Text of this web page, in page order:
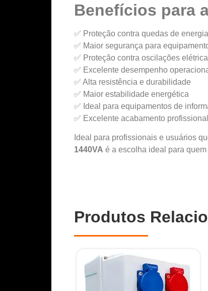
Benefícios para
✅ Proteção contra quedas de energia
✅ Maior segurança para
✅ Proteção contra oscilações
✅ Excelente desempenho
✅ Alta resistência e durabilidade
✅ Maior estabilidade energética
✅ Ideal para equipamentos de
✅ Excelente acabamento profissional
Ideal para profissionais e usuários
1440VA é a escolha ideal para
Produtos